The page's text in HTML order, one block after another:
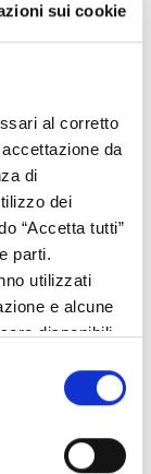
sui cookie
al corretto
da
di
dei
“Accetta tutti”
parti.
utilizzati
e alcune
disponibili.
strumento di
piena
turistiche:
lombarde
601 alloggi
2026
contaminati